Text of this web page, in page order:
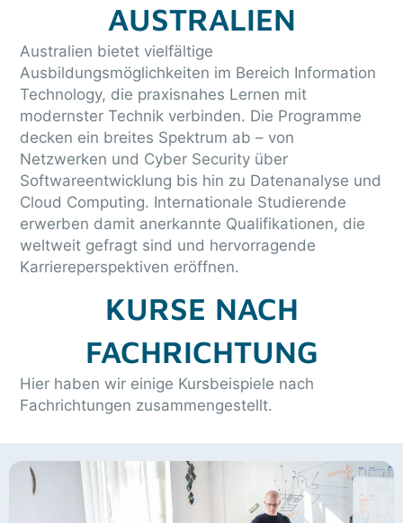
AUSTRALIEN
Australien bietet vielfältige
Ausbildungsmöglichkeiten im Bereich Information
Technology, die praxisnahes Lernen mit
modernster Technik verbinden. Die Programme
decken ein breites Spektrum ab – von
Netzwerken und Cyber Security über
Softwareentwicklung bis hin zu Datenanalyse und
Cloud Computing. Internationale Studierende
erwerben damit anerkannte Qualifikationen, die
weltweit gefragt sind und hervorragende
Karriereperspektiven eröffnen.
KURSE NACH
FACHRICHTUNG
Hier haben wir einige Kursbeispiele nach
Fachrichtungen zusammengestellt.